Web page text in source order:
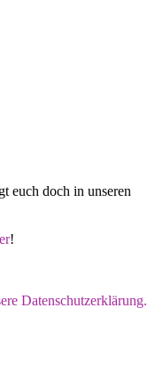
euch doch in unseren
!
Datenschutzerklärung.